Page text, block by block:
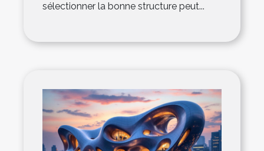
sélectionner la bonne structure peut...